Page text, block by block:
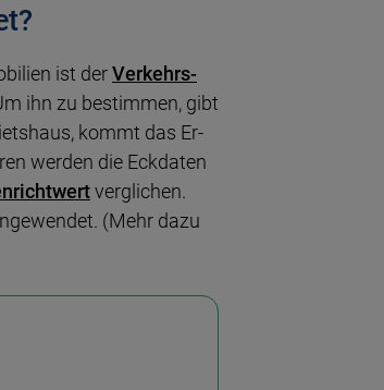
ist derVer­kehrs­
ihn zu be­stimmen, gibt
kommt das Er­
werden die Eck­daten
ver­glichen.
(Mehr dazu